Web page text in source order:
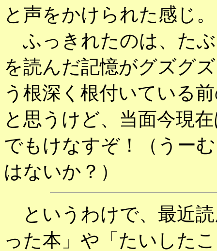
と声をかけられた感じ。
ふっきれたのは、た
を読んだ記憶がグズグ
う根深く根付いている
と思うけど、当面今現
でもけなすぞ！（うー
はないか？）
というわけで、最近
った本」や「たいした